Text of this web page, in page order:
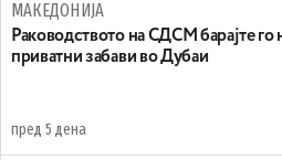
МАКЕДОНИЈА
Раководството на СДСМ барајте го
приватни забави во Дубаи
пред 5 дена